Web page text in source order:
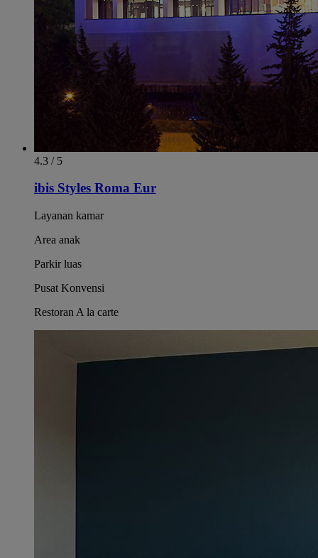
4.3 / 5
ibis Styles Roma Eur
Layanan kamar
Area anak
Parkir luas
Pusat Konvensi
Restoran A la carte